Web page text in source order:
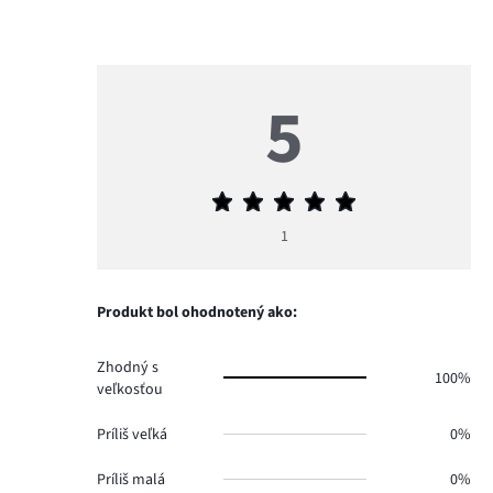
5
Priemerné
5
1
Produkt bol ohodnotený ako:
Zhodný s
veľkosťou
100%
Príliš veľká 0%
Príliš malá 0%